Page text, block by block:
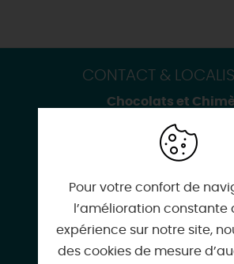
CONTACT &
Chocolats et
Maison de garde Rive-
Pont-canal
45250 BRIARE
Pour votre confort de
l’amélioration constante
expérience sur notre site,
des cookies de mesure